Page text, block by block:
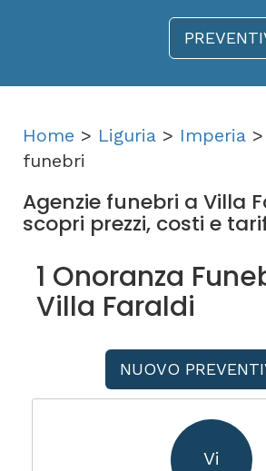
Home > Liguria > Imperia
funebri
Agenzie funebri a Villa
scopri prezzi, costi e
1 Onoranza
Villa Faraldi
NUOVO
Vi